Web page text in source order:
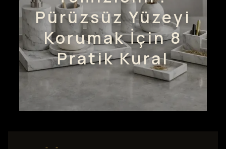
Pürüzsüz Yüzeyi
Korumak İçin 8
Pratik Kural